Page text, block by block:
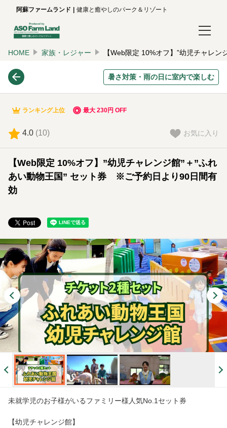
阿蘇ファームランド 健康と癒やしのパーク＆リゾート
ログイン/予約確認
言語
한국어
简体中文
繁體中文
HOME 家族・レジャー 【Web限定 10%オフ】”幼児チャレ
暑さ対策・雨の日に室内で楽しむ
【Web限定 10%オフ】”幼児チャレンジ館”＋”ふれ
あい動物王国” セット券 ※ご予約日より90日間有
効
ランキング上位 最大 230円 OFF
4.0 (10) お気に入り
未就学児のお子様がいるファミリー様人気No.1セット券
【幼児チャレンジ館】